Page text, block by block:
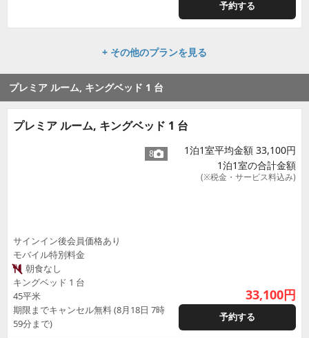
予約する
+ その他のプランを見る
プレミア ルーム, キングベッド 1 台
プレミア ルーム, キングベッド 1 台
8
サインイン後会員価格あり
モバイル特別料金
朝食なし
キングベッド 1 台
45平米
期限までキャンセル無料 (8月18日 7時
59分まで)
1泊1室平均金額 33,100円
1泊1室の合計金額
(※税金・サービス料込み)
33,100円
予約する